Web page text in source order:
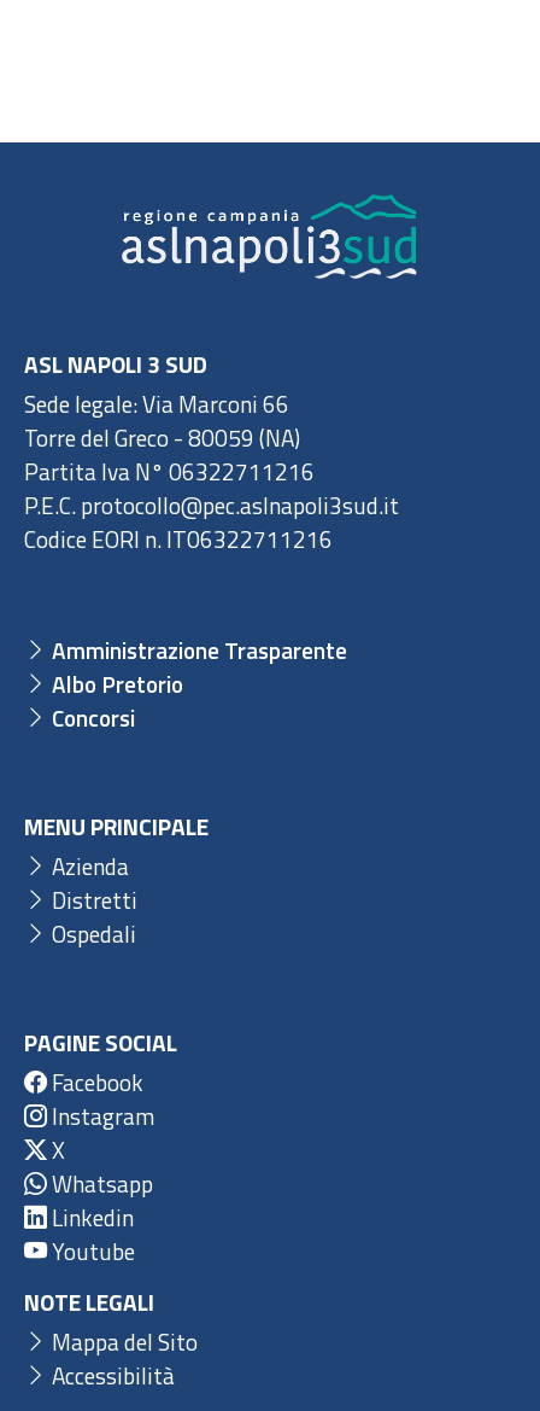
ASL NAPOLI 3 SUD
Sede legale: Via Marconi 66
Torre del Greco - 80059 (NA)
Partita Iva N° 06322711216
P.E.C. protocollo@pec.aslnapoli3sud.it
Codice EORI n. IT06322711216
Amministrazione Trasparente
Albo Pretorio
Concorsi
MENU PRINCIPALE
Azienda
Distretti
Ospedali
PAGINE SOCIAL
Facebook
Instagram
X
Whatsapp
Linkedin
Youtube
NOTE LEGALI
Mappa del Sito
Accessibilità